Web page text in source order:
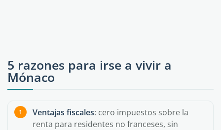
5 razones para irse a vivir a
Mónaco
Ventajas fiscales: cero impuestos sobre la
renta para residentes no franceses, sin